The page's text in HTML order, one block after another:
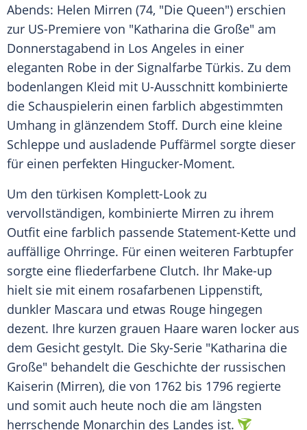
Abends: Helen Mirren (74, "Die Queen") erschien
zur US-Premiere von "Katharina die Große" am
Donnerstagabend in Los Angeles in einer
eleganten Robe in der Signalfarbe Türkis. Zu dem
bodenlangen Kleid mit U-Ausschnitt kombinierte
die Schauspielerin einen farblich abgestimmten
Umhang in glänzendem Stoff. Durch eine kleine
Schleppe und ausladende Puffärmel sorgte dieser
für einen perfekten Hingucker-Moment.
Um den türkisen Komplett-Look zu
vervollständigen, kombinierte Mirren zu ihrem
Outfit eine farblich passende Statement-Kette und
auffällige Ohrringe. Für einen weiteren Farbtupfer
sorgte eine fliederfarbene Clutch. Ihr Make-up
hielt sie mit einem rosafarbenen Lippenstift,
dunkler Mascara und etwas Rouge hingegen
dezent. Ihre kurzen grauen Haare waren locker aus
dem Gesicht gestylt. Die Sky-Serie "Katharina die
Große" behandelt die Geschichte der russischen
Kaiserin (Mirren), die von 1762 bis 1796 regierte
und somit auch heute noch die am längsten
herrschende Monarchin des Landes ist.